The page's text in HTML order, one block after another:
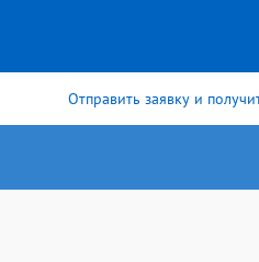
Отправить заявку и